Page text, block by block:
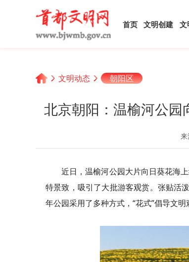
首页 文明创建 文
文明动态 朝阳区
北京朝阳：温榆河公园
来
近日，温榆河公园大片向日葵花海
特景致，吸引了大批游客观赏。张贴活
年公园采用了多种方式，“花式”倡导文明